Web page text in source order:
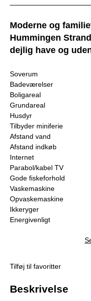
Moderne og
Hummingen
dejlig have og
Soverum
Badeværelser
Boligareal
Grundareal
Husdyr
Tilbyder miniferie
Afstand vand
Afstand indkøb
Internet
Parabol/kabel TV
Gode fiskeforhold
Vaskemaskine
Opvaskemaskine
Ikkeryger
Energivenligt
Tilføj til favoritter
Beskrivelse